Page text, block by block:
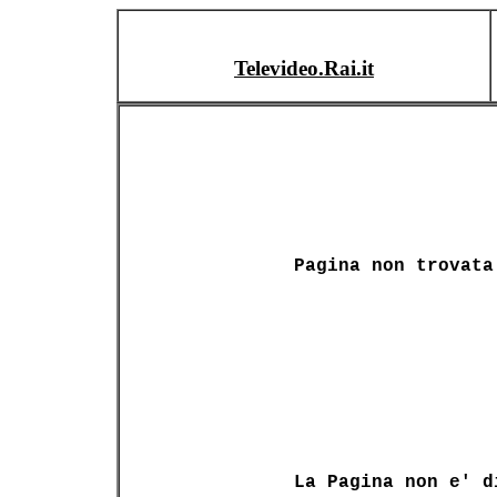
Televideo.Rai.it
Pagina non trovata
La Pagina non e'